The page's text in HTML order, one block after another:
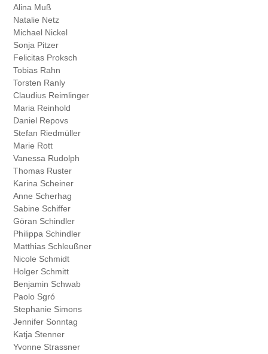
Alina Muß
Natalie Netz
Michael Nickel
Sonja Pitzer
Felicitas Proksch
Tobias Rahn
Torsten Ranly
Claudius Reimlinger
Maria Reinhold
Daniel Repovs
Stefan Riedmüller
Marie Rott
Vanessa Rudolph
Thomas Ruster
Karina Scheiner
Anne Scherhag
Sabine Schiffer
Göran Schindler
Philippa Schindler
Matthias Schleußner
Nicole Schmidt
Holger Schmitt
Benjamin Schwab
Paolo Sgró
Stephanie Simons
Jennifer Sonntag
Katja Stenner
Yvonne Strassner